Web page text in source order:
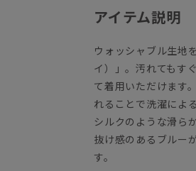
アイテム説明
ウォッシャブル生地
イ）」。汚れてもす
て着用いただけます
れることで洗濯によ
シルクのような滑ら
抜け感のあるブルー
す。